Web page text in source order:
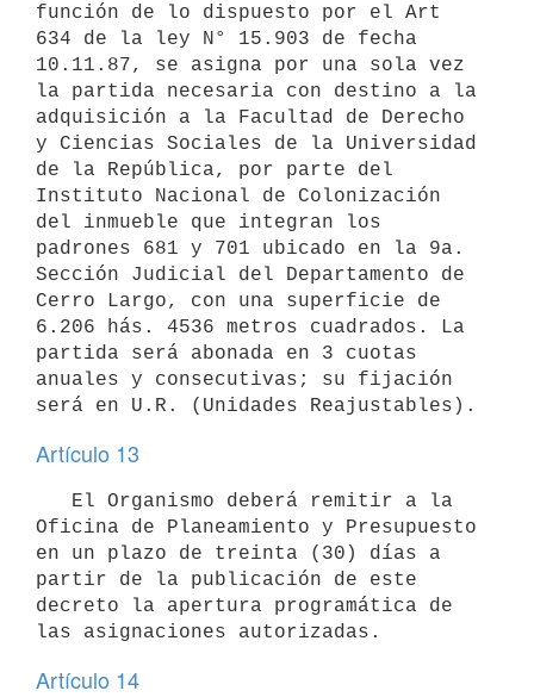
función de lo dispuesto por el Art
634 de la ley N° 15.903 de fecha
10.11.87, se asigna por una sola vez
la partida necesaria con destino a la
adquisición a la Facultad de Derecho
y Ciencias Sociales de la Universidad
de la República, por parte del
Instituto Nacional de Colonización
del inmueble que integran los
padrones 681 y 701 ubicado en la 9a.
Sección Judicial del Departamento de
Cerro Largo, con una superficie de
6.206 hás. 4536 metros cuadrados. La
partida será abonada en 3 cuotas
anuales y consecutivas; su fijación
será en U.R. (Unidades Reajustables).
Artículo 13
Oficina de Planeamiento y Presupuesto
en un plazo de treinta (30) días a
partir de la publicación de este
decreto la apertura programática de
las asignaciones autorizadas.
Artículo 14